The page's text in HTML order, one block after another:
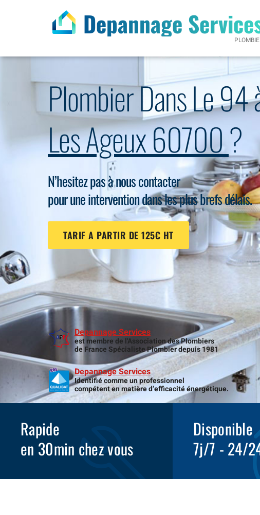
Depannage
Plombier Dans Le 94
Les Ageux 60700?
N’hesitez pas à nous contacter
pour une intervention dans les plus brefs délais.
TARIF A PARTIR DE 125€ HT
Depannage Services
est membre de l'Association des Plombiers
de France Spécialiste Plombier depuis 1981
Depannage Services
Identifié comme un professionnel
compétent en matière d’efficacité énergétique.
Rapide
en 30min chez vous
Disponible
7j/7 - 24/